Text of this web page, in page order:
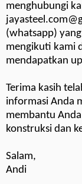
menghubungi
(whatsapp)
mengikuti kami
mendapatkan
Terima kasih
informasi Anda
membantu
konstruksi dan
Salam,
Andi